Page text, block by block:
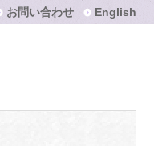
お問い合わせ English